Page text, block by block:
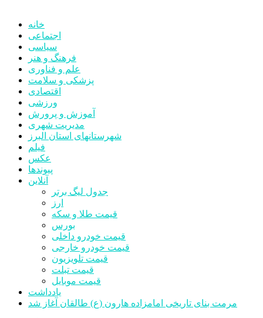
خانه
اجتماعی
سیاسی
فرهنگ و هنر
علم و فناوری
پزشکی و سلامت
اقتصادی
ورزشی
آموزش و پرورش
مدیریت شهری
شهرستانهای استان البرز
فیلم
عکس
پیوندها
آنلاین
جدول لیگ برتر
ارز
قیمت طلا و سکه
بورس
قیمت خودرو داخلی
قیمت خودرو خارجی
قیمت تلویزیون
قیمت تبلت
قیمت موبایل
یادداشت
مرمت بنای تاریخی امامزاده هارون (ع) طالقان آغاز شد